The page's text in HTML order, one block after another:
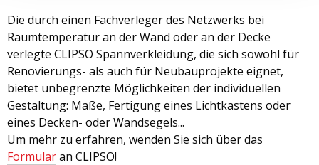
Die durch einen Fachverleger des Netzwerks bei
Raumtemperatur an der Wand oder an der Decke
verlegte CLIPSO Spannverkleidung, die sich sowohl für
Renovierungs- als auch für Neubauprojekte eignet,
bietet unbegrenzte Möglichkeiten der individuellen
Gestaltung: Maße, Fertigung eines Lichtkastens oder
eines Decken- oder Wandsegels...
Um mehr zu erfahren, wenden Sie sich über das
Formularan CLIPSO!